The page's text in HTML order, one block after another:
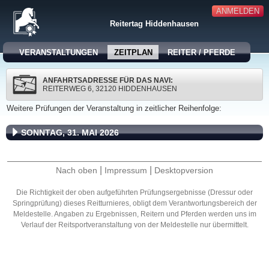
ANMELDEN
Reitertag Hiddenhausen
VERANSTALTUNGEN ZEITPLAN REITER / PFERDE
ANFAHRTSADRESSE FÜR DAS NAVI:
REITERWEG 6, 32120 HIDDENHAUSEN
Weitere Prüfungen der Veranstaltung in zeitlicher Reihenfolge:
SONNTAG, 31. MAI 2026
Nach oben Impressum Desktopversion
Die Richtigkeit der oben aufgeführten Prüfungsergebnisse (Dressur oder
Springprüfung) dieses Reitturnieres, obligt dem Verantwortungsbereich der
Meldestelle. Angaben zu Ergebnissen, Reitern und Pferden werden uns im
Verlauf der Reitsportveranstaltung von der Meldestelle nur übermittelt.